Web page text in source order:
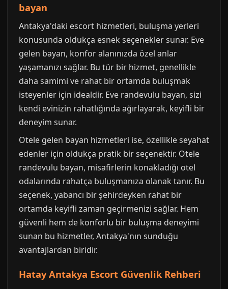
bayan
Antakya'daki escort hizmetleri, buluşma yerleri
konusunda oldukça esnek seçenekler sunar. Eve
gelen bayan, konfor alanınızda özel anlar
yaşamanızı sağlar. Bu tür bir hizmet, genellikle
daha samimi ve rahat bir ortamda buluşmak
isteyenler için idealdir. Eve randevulu bayan, sizi
kendi evinizin rahatlığında ağırlayarak, keyifli bir
deneyim sunar.
Otele gelen bayan hizmetleri ise, özellikle seyahat
edenler için oldukça pratik bir seçenektir. Otele
randevulu bayan, misafirlerin konakladığı otel
odalarında rahatça buluşmanıza olanak tanır. Bu
seçenek, yabancı bir şehirdeyken rahat bir
ortamda keyifli zaman geçirmenizi sağlar. Hem
güvenli hem de konforlu bir buluşma deneyimi
sunan bu hizmetler, Antakya'nın sunduğu
avantajlardan biridir.
Hatay Antakya Escort Güvenlik Rehberi